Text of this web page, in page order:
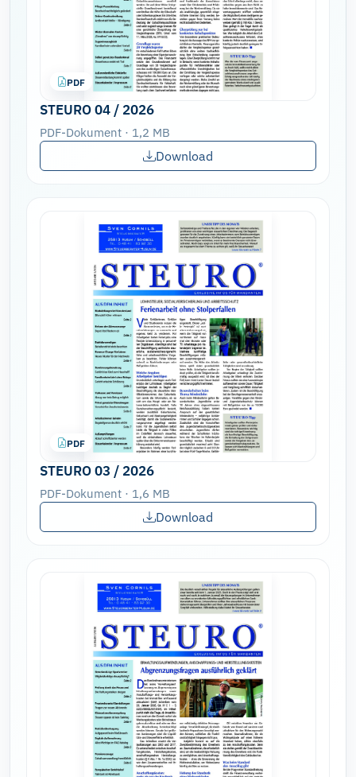
PDF
STEURO 04 / 2026
PDF-Dokument · 1,2 MB
Download
PDF
STEURO 03 / 2026
PDF-Dokument · 1,6 MB
Download